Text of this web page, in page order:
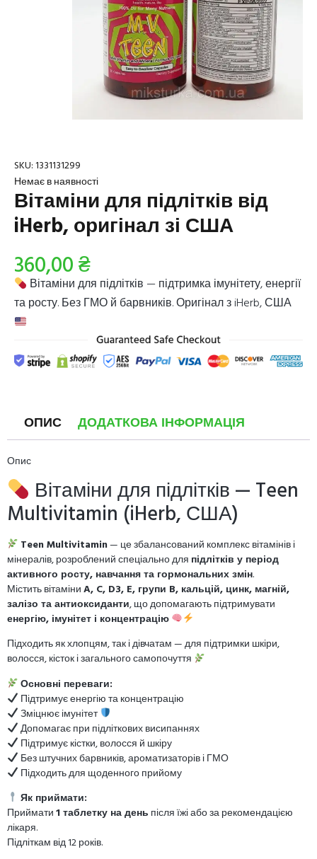
SKU:1331131299
Немає в наявності
Вітаміни для підлітків від
iHerb, оригінал зі США
360,00₴
Вітаміни для підлітків — підтримка імунітету, енергії
та росту. Без ГМО й барвників. Оригінал з iHerb, США
ОПИС ДОДАТКОВА ІНФОРМАЦІЯ
Опис
Вітаміни для підлітків — Teen
Multivitamin (iHerb, США)
Teen Multivitamin— це збалансований комплекс вітамінів і
мінералів, розроблений спеціально для підлітків у період
активного росту, навчання та гормональних змін.
Містить вітаміниA, C, D3, E, групи B, кальцій, цинк, магній,
залізо та антиоксиданти, що допомагають підтримувати
енергію, імунітет і концентрацію
Підходить як хлопцям, так і дівчатам — для підтримки шкіри,
волосся, кісток і загального самопочуття
Основні переваги:
Підтримує енергію та концентрацію
Зміцнює імунітет
Допомагає при підліткових висипаннях
Підтримує кістки, волосся й шкіру
Без штучних барвників, ароматизаторів і ГМО
Підходить для щоденного прийому
Як приймати:
Приймати1 таблетку на день після їжі або за рекомендацією
лікаря.
Підліткам від 12 років.